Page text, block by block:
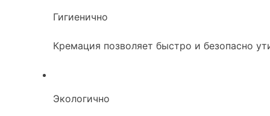
Гигиенично
Кремация позволяет быстро и безопасно
Экологично